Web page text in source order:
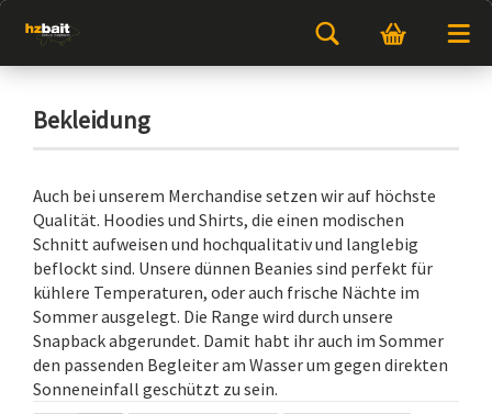
Bekleidung
Auch bei unserem Merchandise setzen wir auf höchste
Qualität. Hoodies und Shirts, die einen modischen
Schnitt aufweisen und hochqualitativ und langlebig
beflockt sind. Unsere dünnen Beanies sind perfekt für
kühlere Temperaturen, oder auch frische Nächte im
Sommer ausgelegt. Die Range wird durch unsere
Snapback abgerundet. Damit habt ihr auch im Sommer
den passenden Begleiter am Wasser um gegen direkten
Sonneneinfall geschützt zu sein.